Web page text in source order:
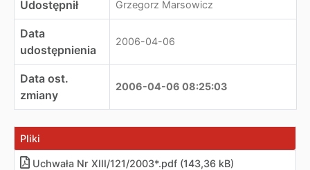
Udostępnił Grzegorz Marsowicz
Data
udostępnienia
2006-04-06
Data ost.
zmiany
2006-04-06 08:25:03
Pliki
Uchwała Nr XIII/121/2003*.pdf (143,36 kB)